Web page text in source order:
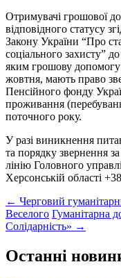
Отримувачі грошової
відповідного статусу
Закону України “Про
соціального захисту”
яким грошову допомогу
жовтня, мають право
Пенсійного фонду
проживання
поточного року.
У разі виникнення
та порядку звернення
лінію Головного
Херсонській області
Post
navigation
← Черговий
Веселого Гуманітарна
Солідарність» →
Останні